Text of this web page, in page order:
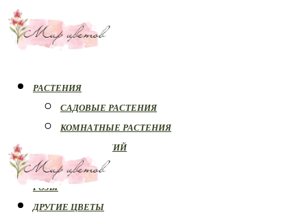
РАСТЕНИЯ
САДОВЫЕ РАСТЕНИЯ
КОМНАТНЫЕ РАСТЕНИЯ
БОЛЕЗНИ РАСТЕНИЙ
ОРХИДЕИ
РОЗЫ
ДРУГИЕ ЦВЕТЫ